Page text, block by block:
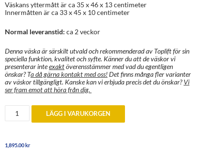
Väskans yttermått är ca 35 x 46 x 13 centimeter
Innermåtten är ca 33 x 45 x 10 centimeter
Normal leveranstid: ca 2 veckor
Denna väska är särskilt utvald och rekommenderad av Toplift för sin
speciella funktion, kvalitet och syfte. Känner du att de väskor vi
presenterar inteexaktöverensstämmer med vad du egentligen
önskar? Ta då gärna kontakt med oss!Det finns många fler varianter
av väskor tillgängligt. Kanske kan vi erbjuda precis det du önskar?Vi
ser fram emot att höra från dig.
Aluminiumväska
Attachéväska
mängd
LÄGG I VARUKORGEN
1,895.00kr